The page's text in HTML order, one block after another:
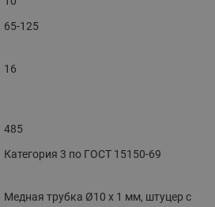
65-125
16
485
Категория 3 по ГОСТ 15150-69
Медная трубка Ø10 x 1 мм, штуцер с